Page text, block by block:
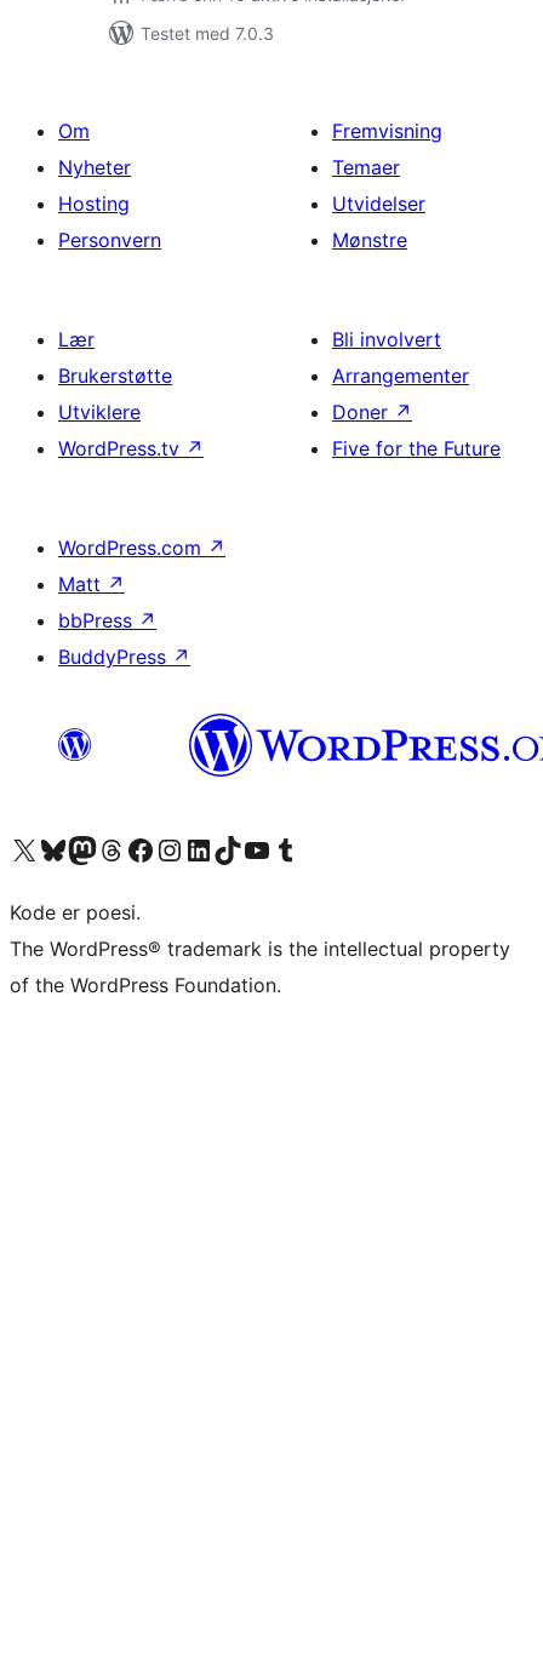
Testet med 7.0.3
Om
Nyheter
Hosting
Personvern
Fremvisning
Temaer
Utvidelser
Mønstre
Lær
Brukerstøtte
Utviklere
WordPress.tv ↗
Bli involvert
Arrangementer
Doner ↗
Five for the Future
WordPress.com ↗
Matt ↗
bbPress ↗
BuddyPress ↗
Besøk vår konto på X Visit our Bluesky account
Besøk vår Mastodon-konto
Visit our Threads account
Besøk vår Facebook-sideBesøk vår Instagram-konto
Besøk vår LinkedIn-konto
Visit our TikTok account
Visit our YouTube channel
Visit our Tumblr account
Kode er poesi.
The WordPress® trademark is the intellectual property
of the WordPress Foundation.